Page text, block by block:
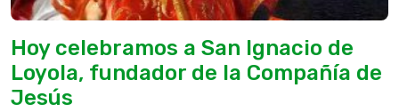
Hoy celebramos a San Ignacio de
Loyola, fundador de la Compañía de
Jesús